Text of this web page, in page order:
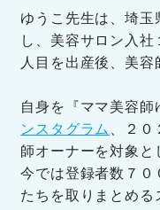
ゆうこ先生は、埼玉
し、美容サロン入社
人目を出産後、美容
自身を『ママ美容師
ンスタグラム
、２
師オーナーを対象と
今では登録者数７０
たちを取りまとめる